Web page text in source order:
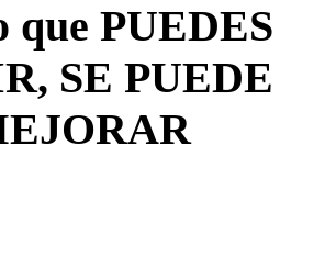
que PUEDES
SE PUEDE